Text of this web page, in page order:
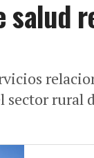
salud
sector rural